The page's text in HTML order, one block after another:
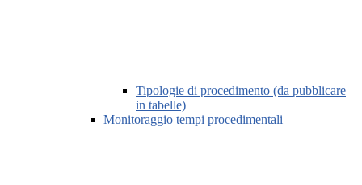
Tipologie di procedimento (da pubblicare
in tabelle)
Monitoraggio tempi procedimentali